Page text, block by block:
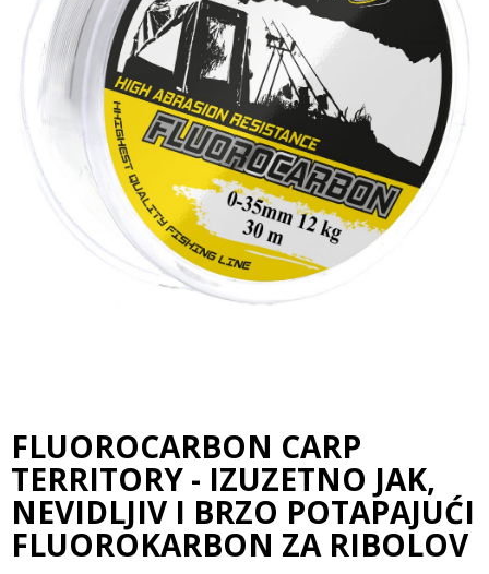
FLUOROCARBON CARP
TERRITORY - IZUZETNO JAK,
NEVIDLJIV I BRZO POTAPAJUĆI
FLUOROKARBON ZA RIBOLOV